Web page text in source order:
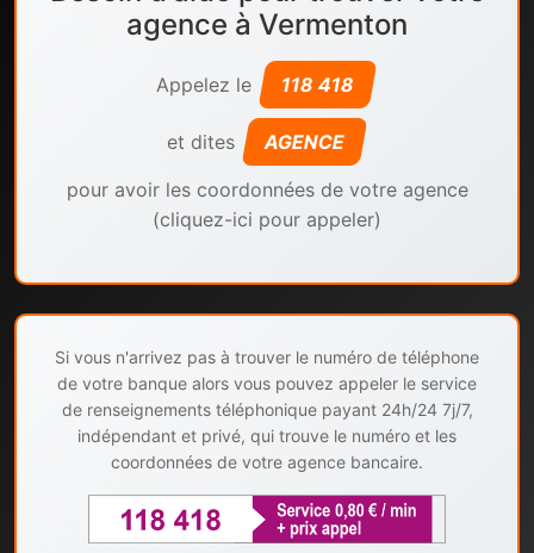
agence à Vermenton
Appelez le 118 418
et dites AGENCE
pour avoir les coordonnées de votre agence
(cliquez-ici pour appeler)
Si vous n'arrivez pas à trouver le numéro de téléphone
de votre banque alors vous pouvez appeler le service
de renseignements téléphonique payant 24h/24 7j/7,
indépendant et privé, qui trouve le numéro et les
coordonnées de votre agence bancaire.